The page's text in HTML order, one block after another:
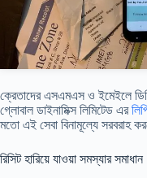
ক্রেতাদের এসএমএস ও ইমেইলে
গ্লোবাল ডাইনামিক্স লিমিটেড এর
মতো এই সেবা বিনামূল্যে সরবরাহ
রিসিট হারিয়ে যাওয়া সমস্যার সমাধান